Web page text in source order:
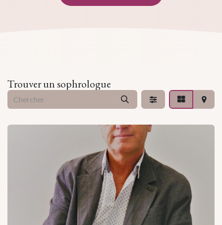
Trouver un sophrologue